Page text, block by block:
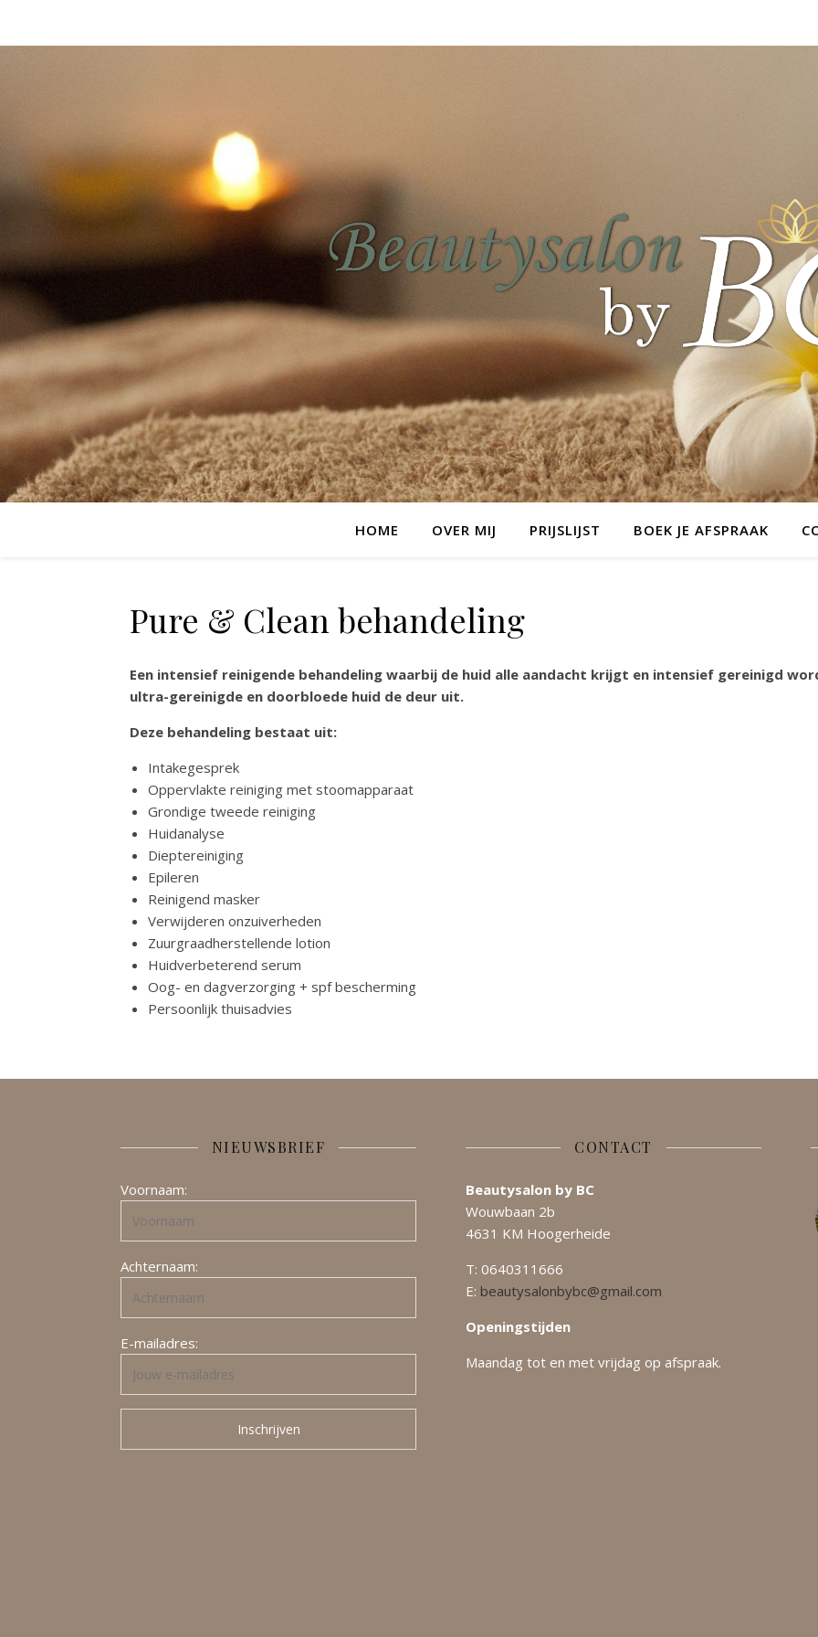
HOME OVER MIJ PRIJSLIJST BOEK JE AFSPRAAK
Pure & Clean behandeling
Een intensief reinigende behandeling waarbij de huid alle aandacht krijgt en intensief gereinigd
ultra-gereinigde en doorbloede huid de deur uit.
Deze behandeling bestaat uit:
Intakegesprek
Oppervlakte reiniging met stoomapparaat
Grondige tweede reiniging
Huidanalyse
Dieptereiniging
Epileren
Reinigend masker
Verwijderen onzuiverheden
Zuurgraadherstellende lotion
Huidverbeterend serum
Oog- en dagverzorging + spf bescherming
Persoonlijk thuisadvies
NIEUWSBRIEF
Voornaam:
Achternaam:
E-mailadres:
CONTACT
Beautysalon by BC
Wouwbaan 2b
4631 KM Hoogerheide
T: 0640311666
E: beautysalonbybc@gmail.com
Openingstijden
Maandag tot en met vrijdag op afspraak.